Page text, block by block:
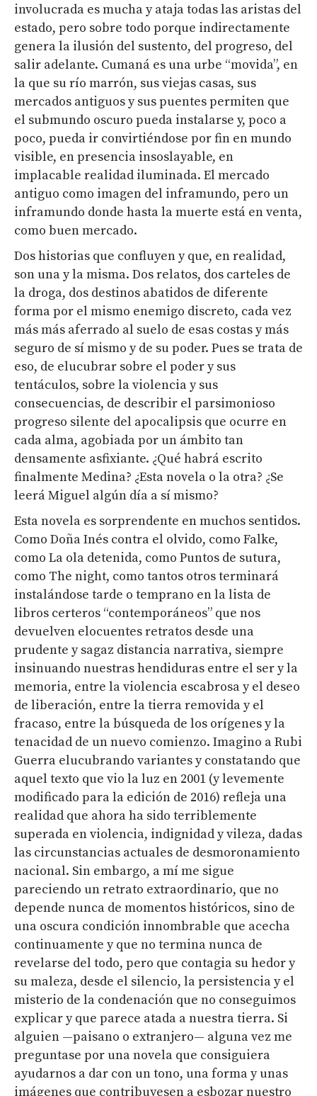
involucrada es mucha y ataja todas las aristas del
estado, pero sobre todo porque indirectamente
genera la ilusión del sustento, del progreso, del
salir adelante. Cumaná es una urbe “movida”, en
la que su río marrón, sus viejas casas, sus
mercados antiguos y sus puentes permiten que
el submundo oscuro pueda instalarse y, poco a
poco, pueda ir convirtiéndose por fin en mundo
visible, en presencia insoslayable, en
implacable realidad iluminada. El mercado
antiguo como imagen del inframundo, pero un
inframundo donde hasta la muerte está en venta,
como buen mercado.
Dos historias que confluyen y que, en realidad,
son una y la misma. Dos relatos, dos carteles de
la droga, dos destinos abatidos de diferente
forma por el mismo enemigo discreto, cada vez
más más aferrado al suelo de esas costas y más
seguro de sí mismo y de su poder. Pues se trata de
eso, de elucubrar sobre el poder y sus
tentáculos, sobre la violencia y sus
consecuencias, de describir el parsimonioso
progreso silente del apocalipsis que ocurre en
cada alma, agobiada por un ámbito tan
densamente asfixiante. ¿Qué habrá escrito
finalmente Medina? ¿Esta novela o la otra? ¿Se
leerá Miguel algún día a sí mismo?
Esta novela es sorprendente en muchos sentidos.
Como Doña Inés contra el olvido, como Falke,
como La ola detenida, como Puntos de sutura,
como The night, como tantos otros terminará
instalándose tarde o temprano en la lista de
libros certeros “contemporáneos” que nos
devuelven elocuentes retratos desde una
prudente y sagaz distancia narrativa, siempre
insinuando nuestras hendiduras entre el ser y la
memoria, entre la violencia escabrosa y el deseo
de liberación, entre la tierra removida y el
fracaso, entre la búsqueda de los orígenes y la
tenacidad de un nuevo comienzo. Imagino a Rubi
Guerra elucubrando variantes y constatando que
aquel texto que vio la luz en 2001 (y levemente
modificado para la edición de 2016) refleja una
realidad que ahora ha sido terriblemente
superada en violencia, indignidad y vileza, dadas
las circunstancias actuales de desmoronamiento
nacional. Sin embargo, a mí me sigue
pareciendo un retrato extraordinario, que no
depende nunca de momentos históricos, sino de
una oscura condición innombrable que acecha
continuamente y que no termina nunca de
revelarse del todo, pero que contagia su hedor y
su maleza, desde el silencio, la persistencia y el
misterio de la condenación que no conseguimos
explicar y que parece atada a nuestra tierra. Si
alguien —paisano o extranjero— alguna vez me
preguntase por una novela que consiguiera
ayudarnos a dar con un tono, una forma y unas
imágenes que contribuyesen a esbozar nuestro